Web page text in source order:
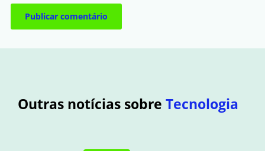
Outras notícias sobre Tecnologia